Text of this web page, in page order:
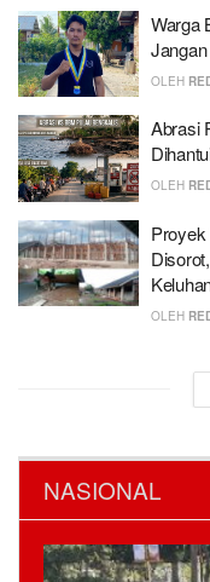
Warga
OLEH
Abrasi
OLEH
OLEH
NASIONAL